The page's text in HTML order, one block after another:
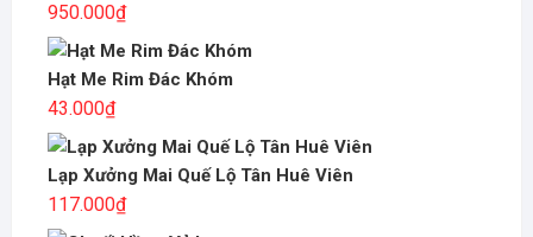
950.000₫
Hạt Me Rim Đác Khóm
43.000₫
Lạp Xưởng Mai Quế Lộ Tân Huê Viên
117.000₫